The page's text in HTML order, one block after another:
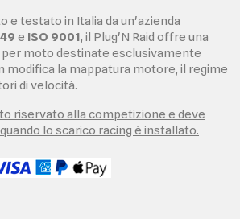
e testato in Italia da un'azienda
e ISO 9001, il Plug'N Raid offre una
moto destinate esclusivamente
modifica la mappatura motore, il regime
di velocità.
riservato alla competizione e deve
lo scarico racing è installato.